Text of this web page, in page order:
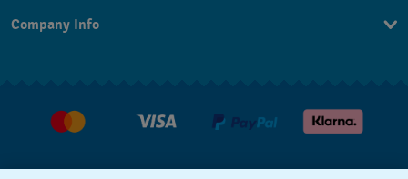
UKK
Myyntiehdot
Withdraw from contract
Company Info